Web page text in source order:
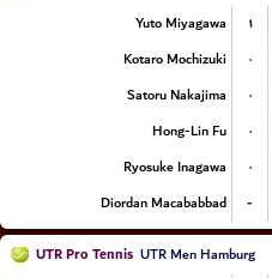
Yuto Miyagawa
۱
Kotaro Mochizuki
۰
Satoru Nakajima
۰
Hong-Lin Fu
۰
Ryosuke Inagawa
۰
Diordan Macababbad
-
UTR Pro Tennis UTR Men Hamburg